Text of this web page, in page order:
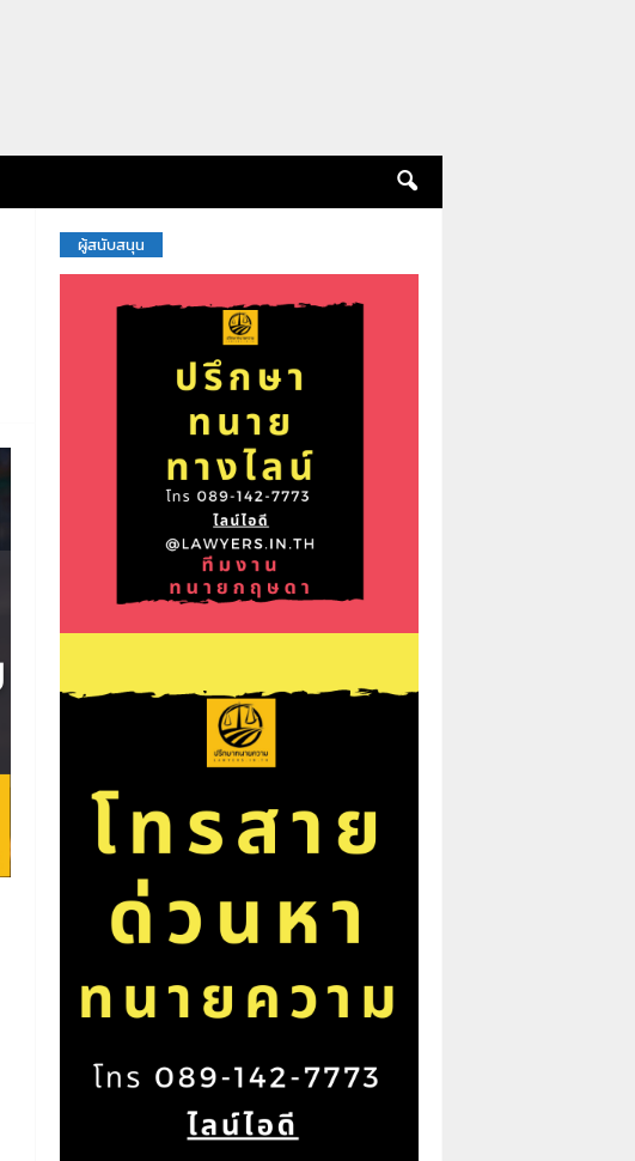
ผู้สนับสนุน